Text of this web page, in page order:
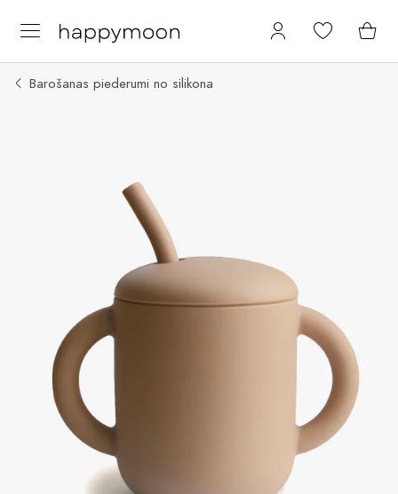
Barošanas piederumi no silikona